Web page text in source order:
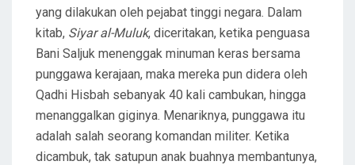
yang dilakukan oleh pejabat tinggi negara. Dalam
kitab, Siyar al-Muluk, diceritakan, ketika penguasa
Bani Saljuk menenggak minuman keras bersama
punggawa kerajaan, maka mereka pun didera oleh
Qadhi Hisbah sebanyak 40 kali cambukan, hingga
menanggalkan giginya. Menariknya, punggawa itu
adalah salah seorang komandan militer. Ketika
dicambuk, tak satupun anak buahnya membantunya,